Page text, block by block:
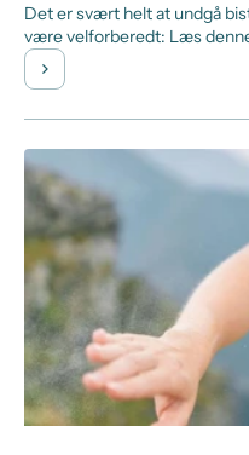
Det er svært helt at undgå
være velforberedt: Læs